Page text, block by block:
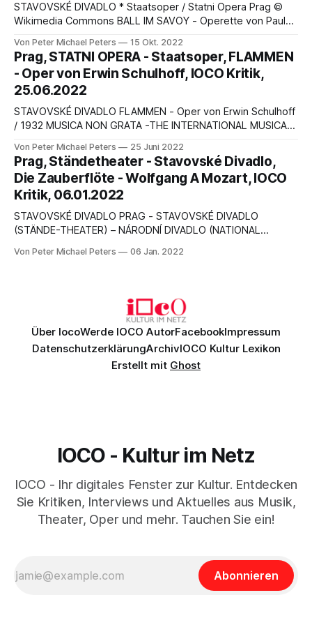
STAVOVSKÉ DIVADLO * Staatsoper / Statni Opera Prag ©
Wikimedia Commons BALL IM SAVOY - Operette von Paul
MUSICAL AND CULTURAL PROJECT - PRAG TOUJOURS
L‘AMOUR… TOUJOURS ! * * * Geschmeidige Mädchen und
schöne Frauen, * Soll aber Exhibitionismus sein. * Ein Happy
End und Gespräche auf Bällen * Und tänzerischer
Optimismus - Alfred Grünwald
Von Peter Michael Peters 15 Okt. 2022
Prag, STATNI OPERA - Staatsoper, FLAMMEN
- Oper von Erwin Schulhoff, IOCO Kritik,
25.06.2022
STAVOVSKÉ DIVADLO FLAMMEN - Oper von Erwin Schulhoff
/ 1932 MUSICA NON GRATA -THE INTERNATIONAL MUSICAL
FLAMMEN DER LIEBE UND DES TODES….. DON JUAN *
Vergeblich, Erlösung von einem Fluch zu suchen. * Für
immer verlockt von der lustvollen Woge der Körper, * doch
einmal in meinem
Von Peter Michael Peters 25 Juni 2022
Prag, Ständetheater - Stavovské Divadlo,
Die Zauberflöte - Wolfgang A Mozart, IOCO
Kritik, 06.01.2022
STAVOVSKÉ DIVADLO PRAG - STAVOVSKÉ DIVADLO
(STÄNDE-THEATER) – NÁRODNÍ DIVADLO (NATIONAL
Amadeus Mozart - Mozart und die Volkstheater-Tradition in
Hofoper kamen in ziemlich langen Abständen: Die
Von Peter Michael Peters 06 Jan. 2022
Über IocoWerde IOCO AutorFacebookImpressum
DatenschutzerklärungArchivIOCO Kultur Lexikon
Erstellt mit Ghost
IOCO - Kultur im Netz
IOCO - Ihr digitales Fenster zur Kultur. Entdecken
Sie Kritiken, Interviews und Aktuelles aus Musik,
Theater, Oper und mehr. Tauchen Sie ein!
Abonnieren